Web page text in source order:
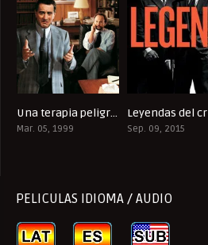
6.7Una terapia peligrosa
Mar. 05, 1999 Sep. 09, 2015
PELICULAS IDIOMA / AUDIO